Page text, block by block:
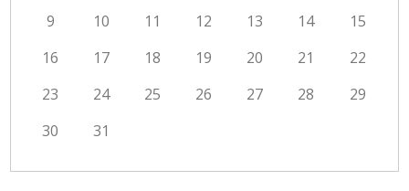
9
10 11 12 13 14
15
16
17 18 19 20 21
22
23
24 25 26 27 28
29
30
31